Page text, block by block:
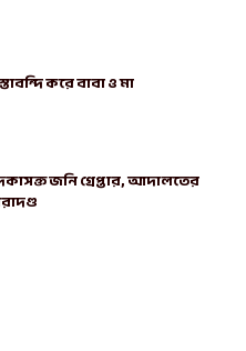
করে বাবা ও মা
জনি গ্রেপ্তার, আদালতের